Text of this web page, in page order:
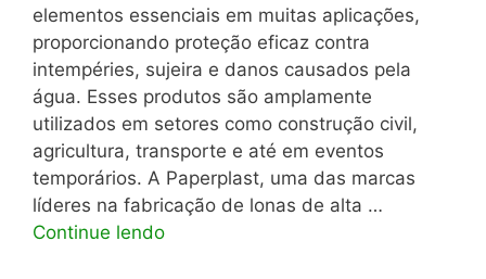
elementos essenciais em muitas aplicações,
proporcionando proteção eficaz contra
intempéries, sujeira e danos causados pela
água. Esses produtos são amplamente
utilizados em setores como construção civil,
agricultura, transporte e até em eventos
temporários. A Paperplast, uma das marcas
líderes na fabricação de lonas de alta …
Continue lendo